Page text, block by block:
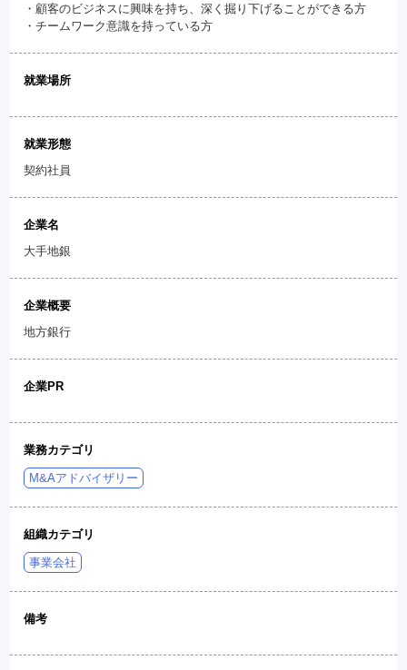
・顧客のビジネスに興味を持ち、深く掘り下げることができる方
・チームワーク意識を持っている方
就業場所
就業形態
契約社員
企業名
大手地銀
企業概要
地方銀行
企業PR
業務カテゴリ
M&Aアドバイザリー
組織カテゴリ
事業会社
備考